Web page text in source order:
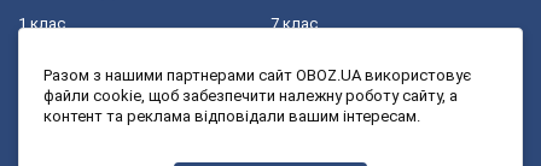
1 клас
3 клас
7 клас
9 клас
Разом з нашими партнерами сайт OBOZ.UA використовує
файли cookie, щоб забезпечити належну роботу сайту, а
контент та реклама відповідали вашим інтересам.